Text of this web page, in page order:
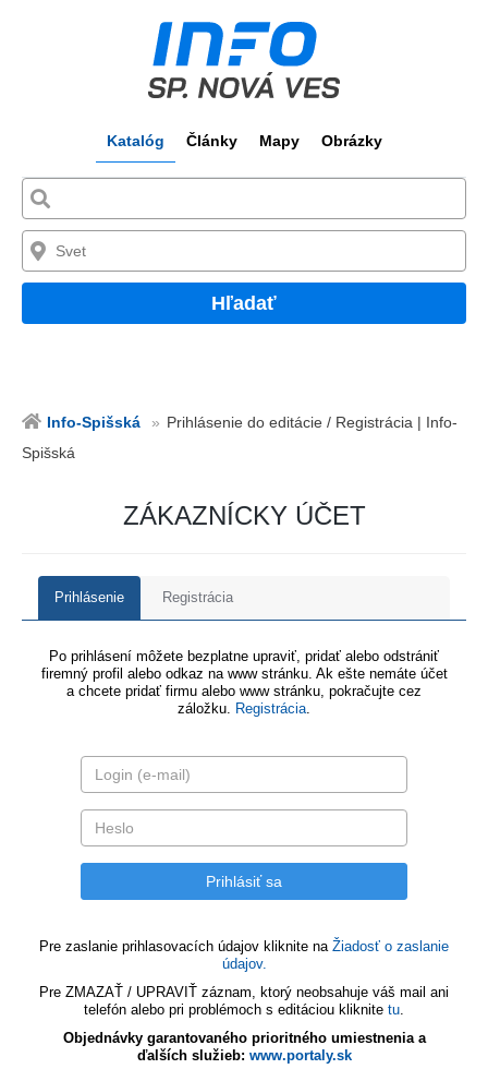
Katalóg Články Mapy Obrázky
Hľadať
Info-Spišská
Prihlásenie do editácie / Registrácia | Info-
Spišská
ZÁKAZNÍCKY ÚČET
Prihlásenie Registrácia
Po prihlásení môžete bezplatne upraviť, pridať alebo odstrániť
firemný profil alebo odkaz na www stránku. Ak ešte nemáte účet
a chcete pridať firmu alebo www stránku, pokračujte cez
záložku. Registrácia.
Pre zaslanie prihlasovacích údajov kliknite na Žiadosť o zaslanie
údajov.
Pre ZMAZAŤ / UPRAVIŤ záznam, ktorý neobsahuje váš mail ani
telefón alebo pri problémoch s editáciou kliknite tu.
Objednávky garantovaného prioritného umiestnenia a
ďalších služieb: www.portaly.sk